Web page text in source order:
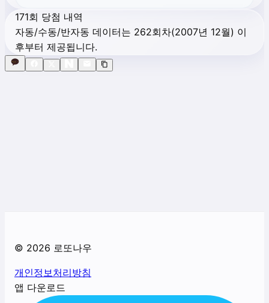
171회 당첨 내역
자동/수동/반자동 데이터는 262회차(2007년 12월) 이
후부터 제공됩니다.
© 2026 로또나우
개인정보처리방침
앱 다운로드